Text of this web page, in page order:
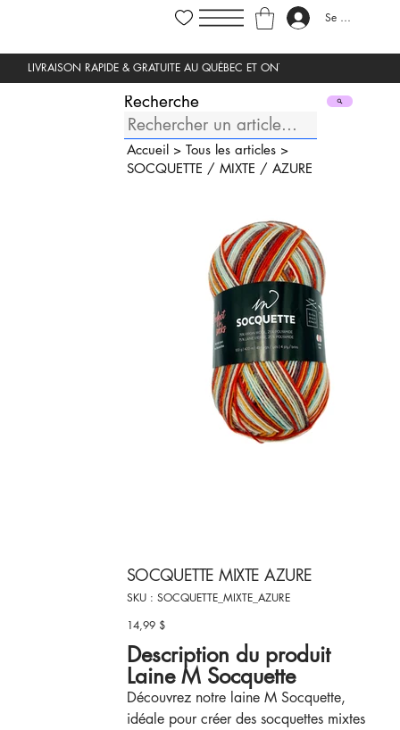
Se connecter
Recherche
Accueil> Tous les articles>
SOCQUETTE / MIXTE / AZURE
SOCQUETTE MIXTE AZURE
SKU : SKU
SOCQUETTE_MIXTE_AZURE
SOCQUETTE_MIXTE_AZURE
Prix
14,99 $
Description du produit
Laine M Socquette
Découvrez notre laine M Socquette,
idéale pour créer des socquettes mixtes